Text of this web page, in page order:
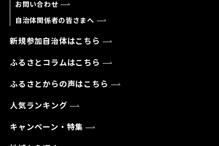
お問い合わせ
自治体関係者の皆さまへ
新規参加自治体はこちら
ふるさとコラムはこちら
ふるさとからの声はこちら
人気ランキング
キャンペーン・特集